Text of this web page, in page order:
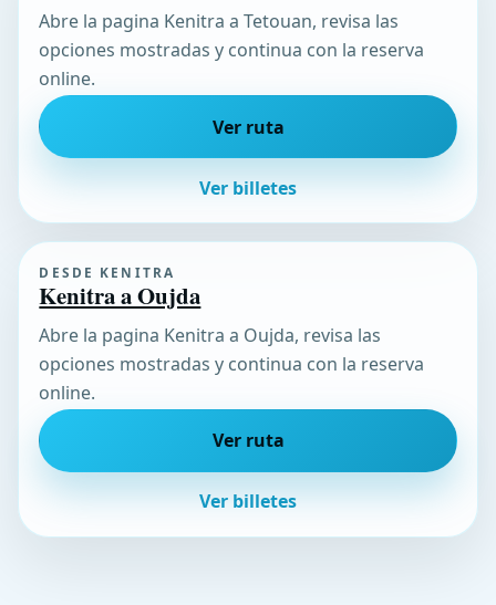
Abre la pagina Kenitra a Tetouan, revisa las
opciones mostradas y continua con la reserva
online.
Ver ruta
Ver billetes
DESDE KENITRA
Kenitra a Oujda
Abre la pagina Kenitra a Oujda, revisa las
opciones mostradas y continua con la reserva
online.
Ver ruta
Ver billetes